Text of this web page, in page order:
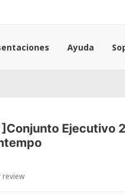
Ayuda
] Conjunto Ejecutivo
review